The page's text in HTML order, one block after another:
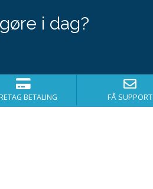
i dag?
BETALING FÅ SUPPORT